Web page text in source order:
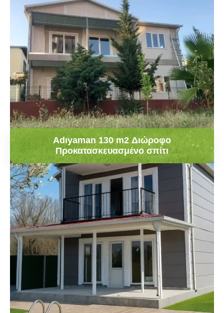
Adıyaman 130 m2 Διώροφο
Προκατασκευασμένο σπίτι